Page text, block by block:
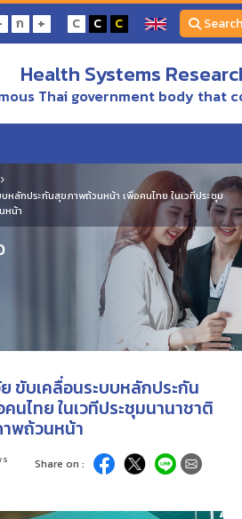
ก + C C C Search
Health Systems
Thai government body that
ลักประกันสุขภาพถ้วนหน้า เพื่อคนไทย ในเวทีประชุม
หน้า
ขับเคลื่อนระบบหลักประกัน
นไทย ในเวทีประชุมนานาชาติ
พถ้วนหน้า
Share on :